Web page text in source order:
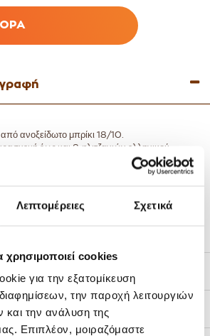
Λεπτομέρειες Σχετικά
χρησιμοποιεί cookies
για την εξατομίκευση
την παροχή λειτουργιών
την ανάλυση της
Επιπλέον, μοιραζόμαστε
ανοξείδωτο μπρίκι 18/10.
έως και 8 φλιτζανιών ελληνικού
ζεστά ροφήματα ή μικρές καθημερινές
αυγού.
και ομοιόμορφη κατανομή θερμότητας.
σταθερότητα στην χρήση.
Ηλεκτρική, Υγραερίου και
Πιάτων.
πλύνετε το σκεύος με ζεστό νερό
σφουγγάρι.
το σκεύος όταν είναι άδειο.